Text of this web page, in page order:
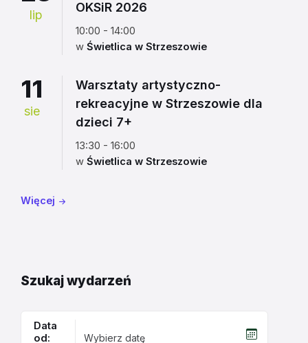
lip
OKSiR 2026
10:00 - 14:00
w Świetlica w Strzeszowie
11
sie
Warsztaty artystyczno-
rekreacyjne w Strzeszowie dla
dzieci 7+
13:30 - 16:00
w Świetlica w Strzeszowie
Więcej
Szukaj wydarzeń
Data
od: